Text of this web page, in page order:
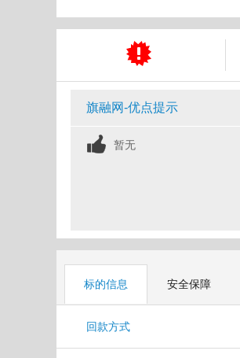
旗融网-优点提示
暂无
标的信息 安全保障
回款方式